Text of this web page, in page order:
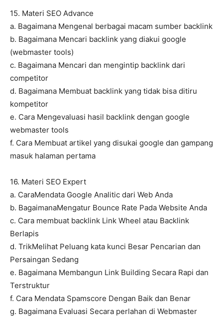
15. Materi SEO Advance
a. Bagaimana Mengenal berbagai macam sumber backlink
b. Bagaimana Mencari backlink yang diakui google
(webmaster tools)
c. Bagaimana Mencari dan mengintip backlink dari
competitor
d. Bagaimana Membuat backlink yang tidak bisa ditiru
kompetitor
e. Cara Mengevaluasi hasil backlink dengan google
webmaster tools
f. Cara Membuat artikel yang disukai google dan gampang
masuk halaman pertama
16. Materi SEO Expert
a. CaraMendata Google Analitic dari Web Anda
b. BagaimanaMengatur Bounce Rate Pada Website Anda
c. Cara membuat backlink Link Wheel atau Backlink
Berlapis
d. TrikMelihat Peluang kata kunci Besar Pencarian dan
Persaingan Sedang
e. Bagaimana Membangun Link Building Secara Rapi dan
Terstruktur
f. Cara Mendata Spamscore Dengan Baik dan Benar
g. Bagaimana Evaluasi Secara perlahan di Webmaster